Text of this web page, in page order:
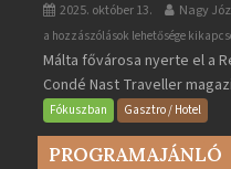
2025. október 13. Nagy
Valletta
lett
Európa
legjobb
városa
2025-
a hozzászólások lehetősége
Málta fővárosa nyerte el a
Condé Nast Traveller
Fókuszban Gasztro / Hotel
PROGRAMAJÁNLÓ